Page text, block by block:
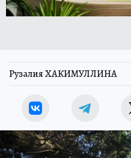
Рузалия ХАКИМУЛЛИНА